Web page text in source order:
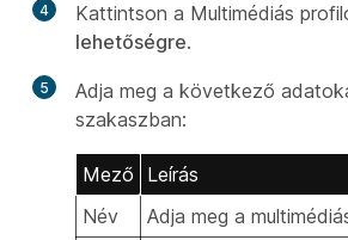
4 Kattintson a Multimédiás
lehetőségre.
5 Adja meg a következő
szakaszban:
Mező
Leírás
Név
Adja meg a